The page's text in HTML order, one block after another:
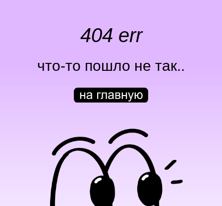
что-то пошло не так..
404 err